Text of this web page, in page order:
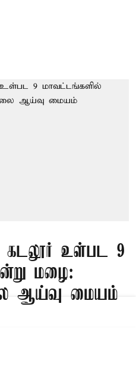
கடலூர் உள்பட 9
மழை:
ஆய்வு மையம்